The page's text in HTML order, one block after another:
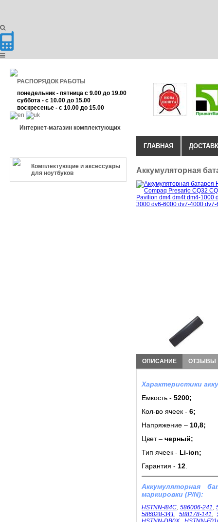
РАСПОРЯДОК РАБОТЫ
понедельник - пятница с 9.00 до 19.00
суббота - с 10.00 до 15.00
воскресенье - с 10.00 до 15.00
Интернет-магазин комплектующих
Комплектующие и аксессуары
для ноутбуков
ГЛАВНАЯ
Аккумуляторная
ОПИСАНИЕ ОТЗЫВЫ
Характеристики
Емкость - 5200;
Кол-во ячеек - 6;
Напряжение – 10,8;
Цвет – черный;
Тип ячеек - Li-ion;
Гарантия - 12
Аккумуляторная
маркировки (P/N):
HSTNN-I84C,586006-241,
586028-341,588178-141,